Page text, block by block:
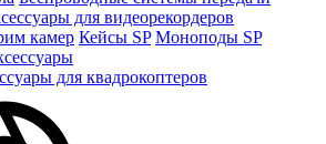
для видеорекордеров
камер Кейсы SP Моноподы SP
для квадрокоптеров